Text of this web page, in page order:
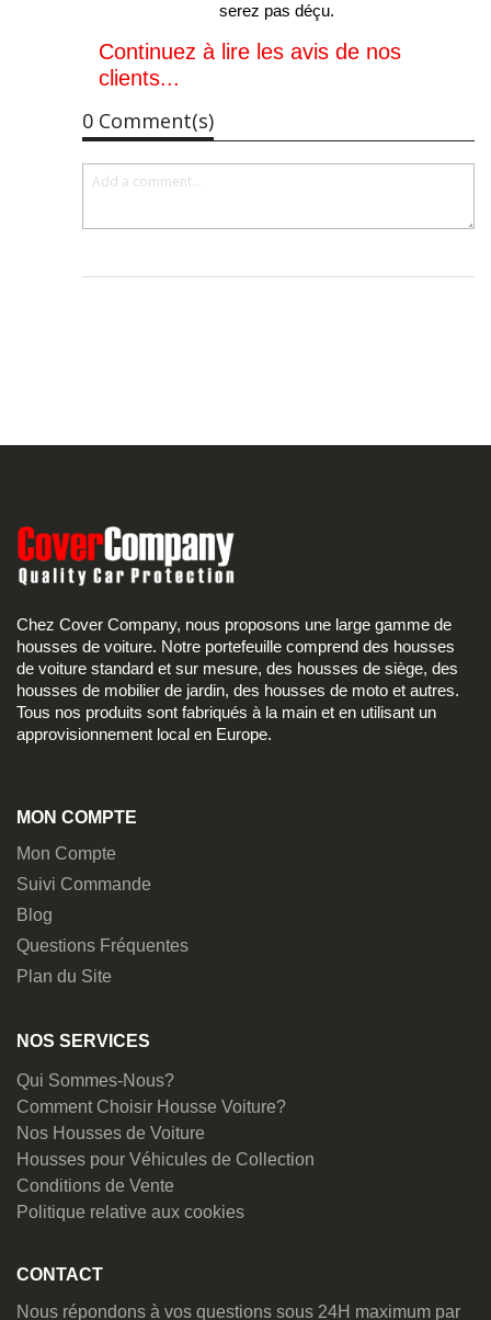
serez pas déçu.
Continuez à lire les avis de nos
clients...
0 Comment(s)
Chez Cover Company, nous proposons une large gamme de
housses de voiture. Notre portefeuille comprend des housses
de voiture standard et sur mesure, des housses de siège, des
housses de mobilier de jardin, des housses de moto et autres.
Tous nos produits sont fabriqués à la main et en utilisant un
approvisionnement local en Europe.
MON COMPTE
Mon Compte
Suivi Commande
Blog
Questions Fréquentes
Plan du Site
NOS SERVICES
Qui Sommes-Nous?
Comment Choisir Housse Voiture?
Nos Housses de Voiture
Housses pour Véhicules de Collection
Conditions de Vente
Politique relative aux cookies
CONTACT
Nous répondons à vos questions sous 24H maximum par